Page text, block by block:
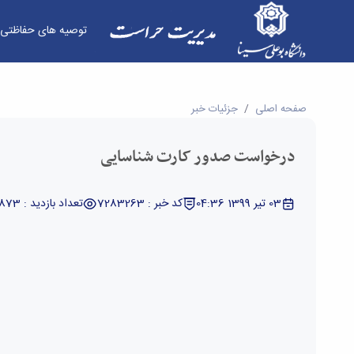
توصیه های حفاظتی
درخواست صدور کارت شناسایی - مدیریت حراست
صفحه اصلی جزئیات خبر
درخواست صدور کارت شناسایی
03 تیر 1399 04:36 کد خبر : 7283263 تعداد بازدید : 14873